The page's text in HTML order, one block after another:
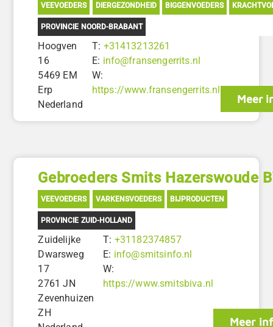
VEEVOEDERS DIERGEZONDHEID BIGGENVOEDERS
PROVINCIE NOORD-BRABANT
Hoogven
16
5469 EM
Erp
Nederland
T: +31413213261
E: info@fransengerrits.nl
W:
https://www.fransengerrits.nl
Meer
Gebroeders Smits Hazerswoude
VEEVOEDERS VARKENSVOEDERS BIJPRODUCTEN
PROVINCIE ZUID-HOLLAND
Zuidelijke
Dwarsweg
17
2761 JN
Zevenhuizen
ZH
T: +31182374857
E: info@smitsinfo.nl
W:
https://www.smitsbiva.nl
Meer